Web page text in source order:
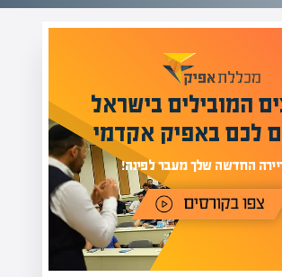
מומחים בהערכת שווי
מומחים
בהערכות שווי
לכם באתר